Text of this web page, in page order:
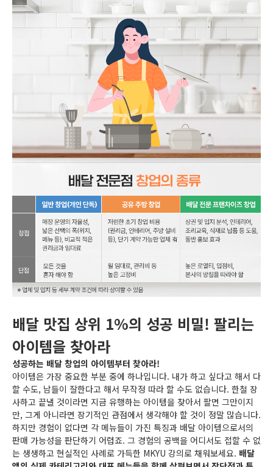
배달 맛집 상위 1%의 성공 비밀! 팔리는
아이템을 찾아라
성공하는 배달 창업의 아이템부터 찾아라!
아이템은 가장 중요한 부분 중에 하나입니다. 내가 하고 싶다고 해서 다
할 수도, 남들이 잘한다고 해서 무작정 따라 할 수도 없습니다. 한철 장
사하고 끝낼 것이라면 지금 유행하는 아이템을 찾아서 팔면 그만이지
만, 그게 아니라면 장기적인 관점에서 생각해야 할 것이 정말 많습니다.
하지만 경험이 없다면 각 메뉴들이 가진 특징과 배달 아이템으로서의
판매 가능성을 판단하기 어렵죠. 그 경험의 공백을 어디서도 접할 수 없
는 생생하고 현실적인 사례로 가득한 MKYU 강의로 채워보세요. 배달